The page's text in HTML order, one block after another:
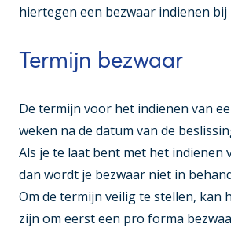
hiertegen een bezwaar indienen bij
Termijn bezwaar
De termijn voor het indienen van
weken na de datum van de
Als je te laat bent met het indienen
dan wordt je bezwaar niet in
Om de termijn veilig te stellen, kan
zijn om eerst een pro forma